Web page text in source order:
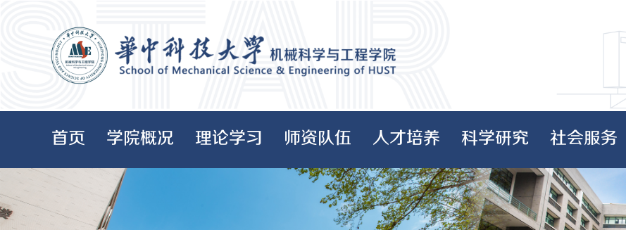
首页 学院概况 理论学习 师资队伍 人才培养 科学研究 社会服务